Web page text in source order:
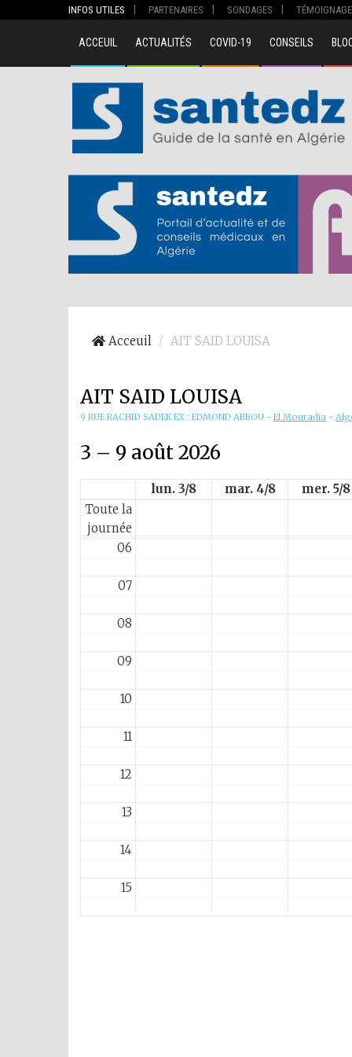
INFOS UTILES PARTENAIRES SONDAGES
ACCEUIL ACTUALITÉS COVID-19 CONSEILS
Acceuil AIT SAID LOUISA
AIT SAID LOUISA
9 RUE RACHID SADEK EX : EDMOND ABBOU - El Mouradia -
3 – 9 août 2026
lun. 3/8 mar. 4/8 mer. 5/8
Toute la
journée
02
05
06
07
08
09
10
11
12
13
14
15